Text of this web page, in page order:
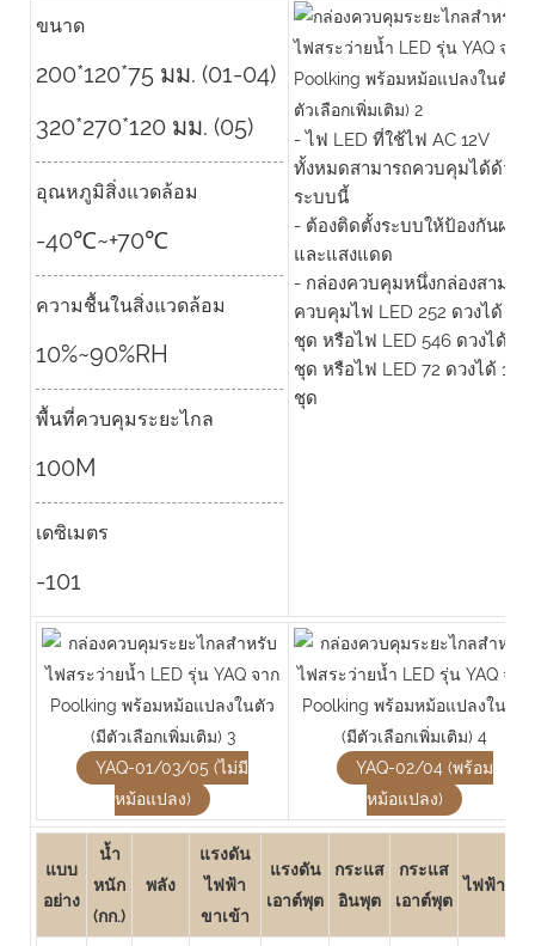
ขนาด
200*120*75 มม. (01-04)
320*270*120 มม. (05)
อุณหภูมิสิ่งแวดล้อม
-40℃~+70℃
ความชื้นในสิ่งแวดล้อม
10%~90%RH
พื้นที่ควบคุมระยะไกล
100M
เดซิเมตร
-101
- ไฟ LED ที่ใช้ไฟ AC 12V
ทั้งหมดสามารถควบคุมได้ด้วย
ระบบนี้
- ต้องติดตั้งระบบให้ป้องกันฝน
และแสงแดด
- กล่องควบคุมหนึ่งกล่องสามาร
ควบคุมไฟ LED 252 ดวงได้ 5
ชุด หรือไฟ LED 546 ดวงได้ 2
ชุด หรือไฟ LED 72 ดวงได้ 15
ชุด
YAQ-01/03/05 (ไม่มี
หม้อแปลง)
YAQ-02/04 (พร้อม
หม้อแปลง)
แบบ
อย่าง
น้ำ
หนัก
(กก.)
พลัง
แรงดัน
ไฟฟ้า
ขาเข้า
แรงดัน
เอาต์พุต
กระแส
อินพุต
กระแส
เอาต์พุต
ไฟฟ้าสถิต